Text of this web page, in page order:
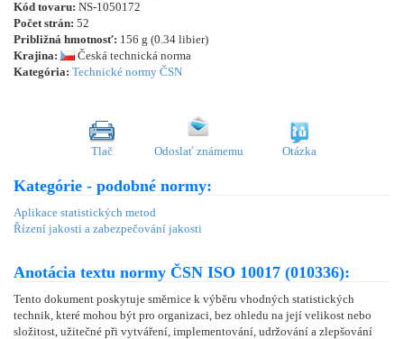
Kód tovaru: NS-1050172
Počet strán: 52
Približná hmotnosť: 156 g (0.34 libier)
Krajina:
Česká technická norma
Kategória: Technické normy ČSN
Tlač Odoslať známemu Otázka
Kategórie - podobné normy:
Aplikace statistických metod
Řízení jakosti a zabezpečování jakosti
Anotácia textu normy ČSN ISO 10017 (010336):
Tento dokument poskytuje směrnice k výběru vhodných statistických
technik, které mohou být pro organizaci, bez ohledu na její velikost nebo
složitost, užitečné při vytváření, implementování, udržování a zlepšování